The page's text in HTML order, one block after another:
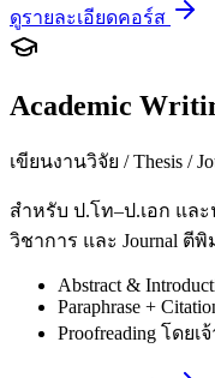
ดูรายละเอียดคอร์ส
Academic
เขียนงานวิจัย / Thesis /
สำหรับ ป.โท–ป.เอก แล
วิชาการ และ Journal ตี
Abstract &
Paraphrase +
Proofreading โดย